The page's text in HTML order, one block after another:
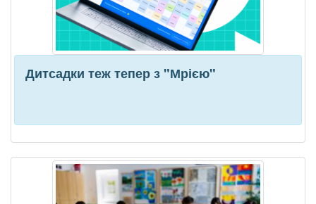
Дитсадки теж тепер з "Мрією"